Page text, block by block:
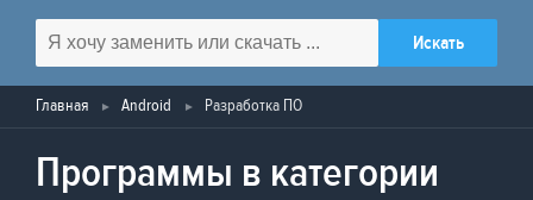
Главная Android Разработка ПО
Программы в категории